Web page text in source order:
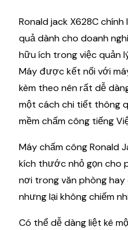
Ronald jack X628C
quả dành cho doanh
hữu ích trong việc quản
Máy được kết nối với
kèm theo nên rất dễ
một cách chi tiết thông
mềm chấm công tiếng
Máy chấm công Ronald
kích thước nhỏ gọn cho
nơi trong văn phòng
nhưng lại không chiếm
Có thể dễ dàng liệt kê